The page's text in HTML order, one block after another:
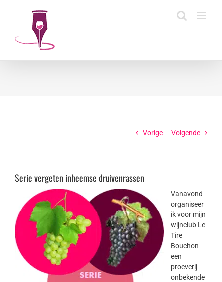
Vorige Volgende
Serie vergeten inheemse druivenrassen
Vanavond
organiseer
ik voor mijn
wijnclub Le
Tire
Bouchon
een
proeverij
onbekende